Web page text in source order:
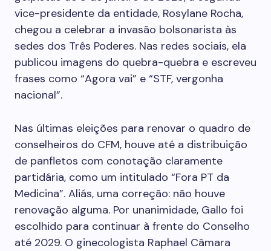
vice-presidente da entidade, Rosylane Rocha,
chegou a celebrar a invasão bolsonarista às
sedes dos Três Poderes. Nas redes sociais, ela
publicou imagens do quebra-quebra e escreveu
frases como “Agora vai” e “STF, vergonha
nacional”.
Nas últimas eleições para renovar o quadro de
conselheiros do CFM, houve até a distribuição
de panfletos com conotação claramente
partidária, como um intitulado “Fora PT da
Medicina”. ­Aliás, uma correção: não houve
renovação alguma. Por unanimidade, Gallo foi
escolhido para continuar à frente do Conselho
até 2029. O ginecologista Raphael Câmara